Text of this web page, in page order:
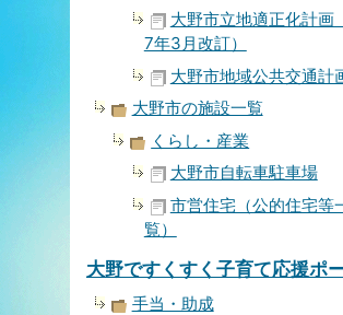
大野市立地適正化計画
7年3月改訂）
大野市地域公共交通計
大野市の施設一覧
くらし・産業
大野市自転車駐車場
市営住宅（公的住宅等
覧）
大野ですくすく子育て応援ポ
手当・助成